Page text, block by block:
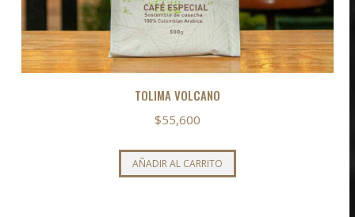
TOLIMA VOLCANO
$55,600
AÑADIR AL CARRITO